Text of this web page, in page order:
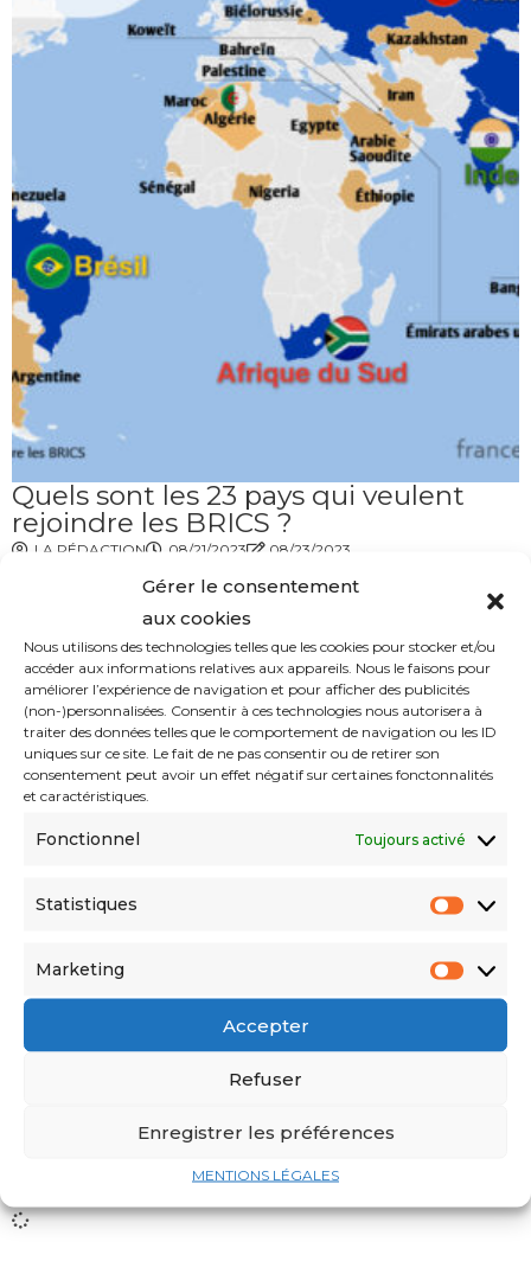
Gérer le consentement
aux cookies
Nous utilisons des technologies telles que les cookies pour stocker et/ou
accéder aux informations relatives aux appareils. Nous le faisons pour
améliorer l’expérience de navigation et pour afficher des publicités
(non-)personnalisées. Consentir à ces technologies nous autorisera à
traiter des données telles que le comportement de navigation ou les ID
uniques sur ce site. Le fait de ne pas consentir ou de retirer son
consentement peut avoir un effet négatif sur certaines fonctonnalités
et caractéristiques.
Fonctionnel Toujours activé
Statistiques
Marketing
Accepter
Refuser
Enregistrer les préférences
MENTIONS LÉGALES
Quels sont les 23 pays qui veulent
rejoindre les BRICS ?
LA RÉDACTION 08/21/2023 08/23/2023
Crise au Niger : La malnutrition, l’autre danger
Jeux olympiques 2024 : Quelles sont les